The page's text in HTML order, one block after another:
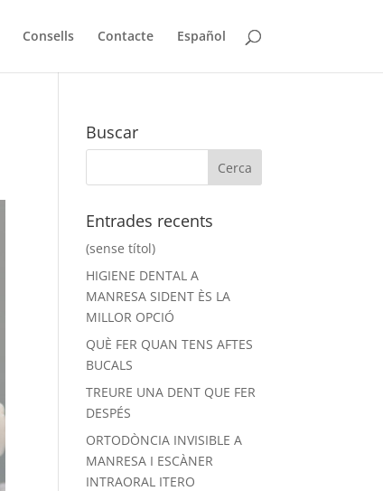
Consells Contacte Español
Buscar
Entrades recents
(sense títol)
HIGIENE DENTAL A
MANRESA SIDENT ÈS LA
MILLOR OPCIÓ
QUÈ FER QUAN TENS AFTES
BUCALS
TREURE UNA DENT QUE FER
DESPÉS
ORTODÒNCIA INVISIBLE A
MANRESA I ESCÀNER
INTRAORAL ITERO